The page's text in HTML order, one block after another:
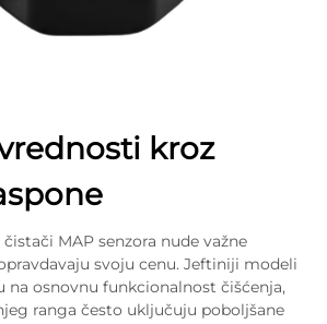
kroz
MAP senzora nude važne
svoju cenu. Jeftiniji modeli
na osnovnu funkcionalnost čišćenja,
ranga često uključuju poboljšane